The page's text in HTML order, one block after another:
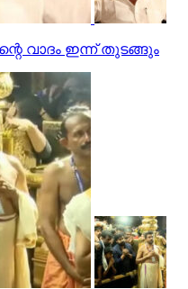
വാദം ഇന്ന് തുടങ്ങും